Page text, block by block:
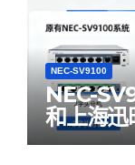
NEC-SV9100
NEC-
和上海迅